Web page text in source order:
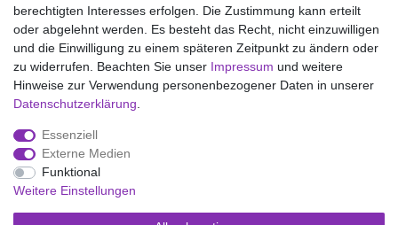
14 Tage Rückgaberecht
Impressum Daten­schutz­erklärung AGB
Widerrufs­recht
berechtigten Interesses erfolgen. Die Zustimmung kann erteilt
oder abgelehnt werden. Es besteht das Recht, nicht einzuwilligen
und die Einwilligung zu einem späteren Zeitpunkt zu ändern oder
zu widerrufen. Beachten Sie unser Impressum und weitere
Hinweise zur Verwendung personenbezogener Daten in unserer
Daten­schutz­erklärung
Essenziell
Externe Medien
Funktional
Weitere Einstellungen